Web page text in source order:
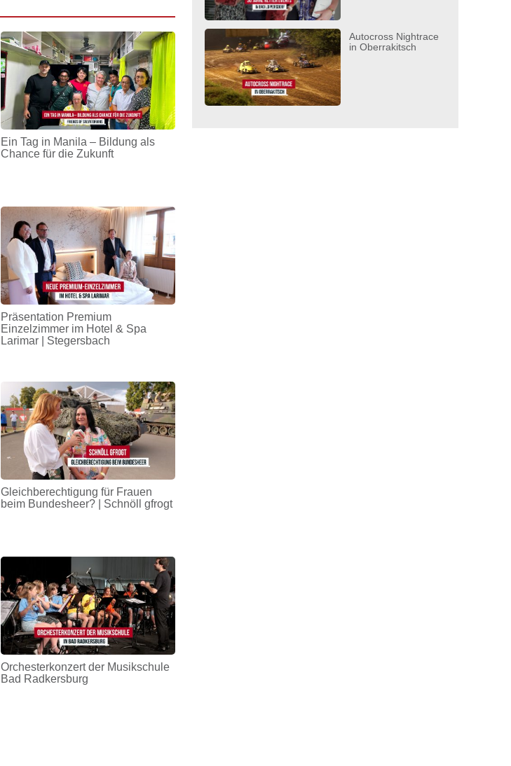
Ein Tag in Manila – Bildung als
Chance für die Zukunft
Präsentation Premium
Einzelzimmer im Hotel & Spa
Larimar | Stegersbach
Gleichberechtigung für Frauen
beim Bundesheer? | Schnöll gfrogt
Orchesterkonzert der Musikschule
Bad Radkersburg
Autocross Nightrace
in Oberrakitsch